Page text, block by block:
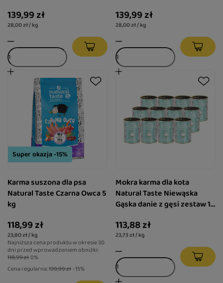
139,99 zł
28,00 zł / kg
139,99 zł
28,00 zł / kg
Super okazja -15%
Karma suszona dla psa
Natural Taste Czarna Owca 5
kg
118,99 zł
23,80 zł / kg
Najniższa cena produktu w okresie 30
dni przed wprowadzeniem obniżki:
118,99 zł0%
Cena regularna:139,99 zł -15%
Mokra karma dla kota
Natural Taste Niewąska
Gąska danie z gęsi zestaw 12
113,88 zł
23,73 zł / kg